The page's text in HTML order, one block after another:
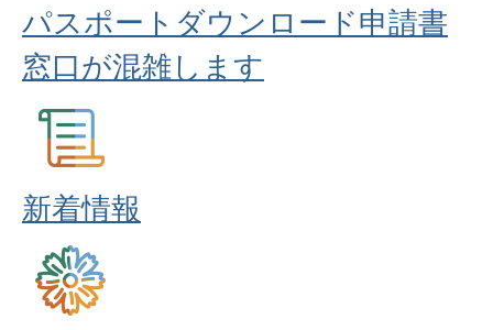
パスポートダウンロード申請書
窓口が混雑します
新着情報